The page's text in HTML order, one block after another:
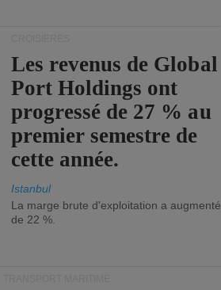
Les revenus de Global
Port Holdings ont
progressé de 27 % au
premier semestre de
cette année.
Istanbul
La marge brute d'exploitation a augmenté
de 22 %.